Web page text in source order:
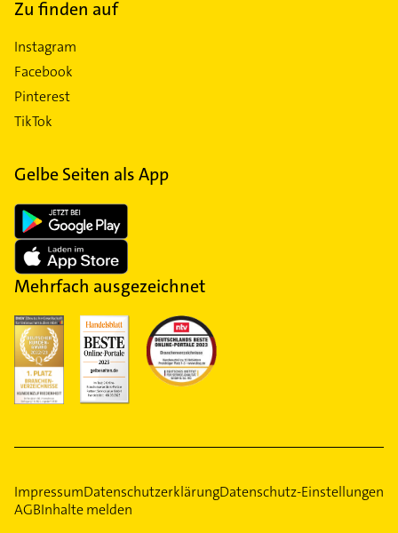
Zu finden auf
Instagram
Facebook
Pinterest
TikTok
Gelbe Seiten als App
Mehrfach ausgezeichnet
ImpressumDatenschutzerklärungDatenschutz-Einstellungen
AGBInhalte melden